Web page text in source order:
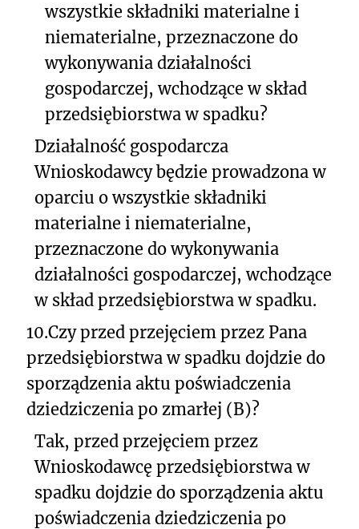
wszystkie składniki materialne i
niematerialne, przeznaczone do
wykonywania działalności
gospodarczej, wchodzące w skład
przedsiębiorstwa w spadku?
Działalność gospodarcza
Wnioskodawcy będzie prowadzona w
oparciu o wszystkie składniki
materialne i niematerialne,
przeznaczone do wykonywania
działalności gospodarczej, wchodzące
w skład przedsiębiorstwa w spadku.
10.Czy przed przejęciem przez Pana
przedsiębiorstwa w spadku dojdzie do
sporządzenia aktu poświadczenia
dziedziczenia po zmarłej (B)?
Tak, przed przejęciem przez
Wnioskodawcę przedsiębiorstwa w
spadku dojdzie do sporządzenia aktu
poświadczenia dziedziczenia po